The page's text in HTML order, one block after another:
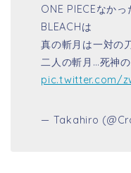
ONE PIECEなか
BLEACHは
真の斬月は一対の
二人の斬月…死神
pic.twitter.com/
— Takahiro